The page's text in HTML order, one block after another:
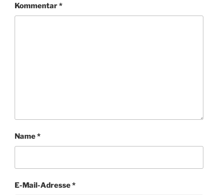
Kommentar*
Name*
E-Mail-Adresse*